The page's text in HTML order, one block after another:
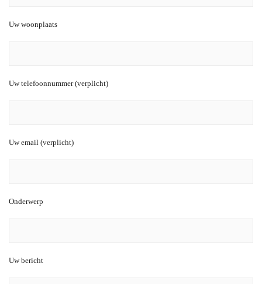
Uw woonplaats
Uw telefoonnummer (verplicht)
Uw email (verplicht)
Onderwerp
Uw bericht